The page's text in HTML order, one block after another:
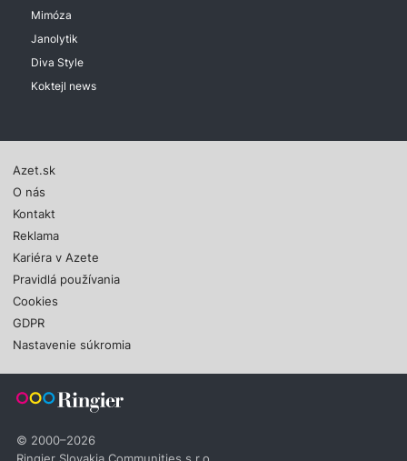
Mimóza
Janolytik
Diva Style
Koktejl news
Azet.sk
O nás
Kontakt
Reklama
Kariéra v Azete
Pravidlá používania
Cookies
GDPR
Nastavenie súkromia
© 2000–2026